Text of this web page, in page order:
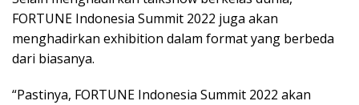
FORTUNE Indonesia Summit 2022 juga akan
menghadirkan exhibition dalam format yang berbeda
dari biasanya.
“Pastinya, FORTUNE Indonesia Summit 2022 akan